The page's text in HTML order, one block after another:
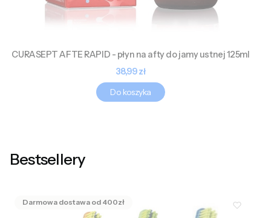
CURASEPT AFTE RAPID - płyn na afty do jamy ustnej 125ml
Cena
38,99 zł
Do koszyka
Bestsellery